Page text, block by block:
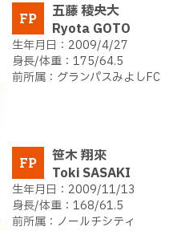
五藤 稜央大
Ryota GOTO
FP
2009/4/27
175/64.5
グランパスみよしFC
笹木 翔來
Toki SASAKI
FP
2009/11/13
168/61.5
ノールチシティ